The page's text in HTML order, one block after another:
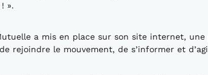
».
a mis en place sur son site internet,
rejoindre le mouvement, de s’informer et